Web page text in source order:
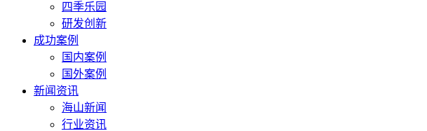
四季乐园
研发创新
成功案例
国内案例
国外案例
新闻资讯
海山新闻
行业资讯